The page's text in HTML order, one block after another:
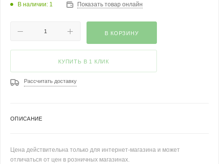
В наличии: 1 Показать товар онлайн
В КОРЗИНУ
КУПИТЬ В 1 КЛИК
Рассчитать доставку
ОПИСАНИЕ
Цена действительна только для интернет-магазина и может
отличаться от цен в розничных магазинах.